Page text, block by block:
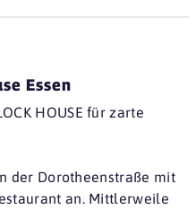
Essen
HOUSE für zarte
der Dorotheenstraße mit
an. Mittlerweile